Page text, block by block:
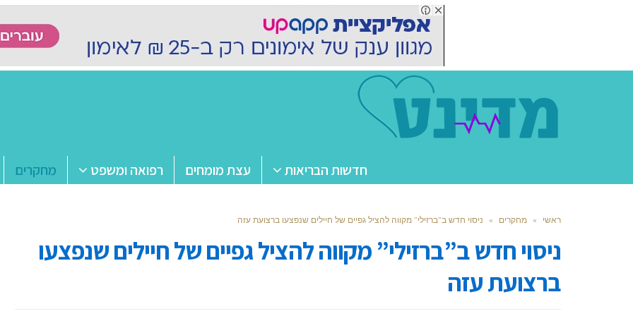
חדשות הבריאות עצת מומחים רפואה ומשפט מחקרים
ראשי » מחקרים » ניסוי חדש ב”ברזילי” מקווה להציל גפיים של חיילים שנפצעו ברצועת עזה
ניסוי חדש ב”ברזילי” מקווה להציל גפיים של חיילים שנפצעו
ברצועת עזה